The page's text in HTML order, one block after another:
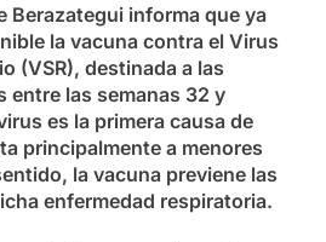
Berazategui informa que ya
la vacuna contra el Virus
(VSR), destinada a las
entre las semanas 32 y
es la primera causa de
principalmente a menores
la vacuna previene las
enfermedad respiratoria.